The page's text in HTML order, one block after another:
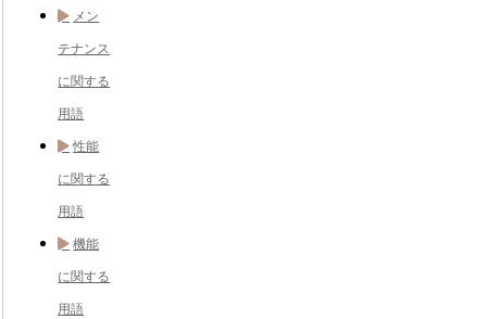
メン
テナンス
に関する
用語
性能
に関する
用語
機能
に関する
用語